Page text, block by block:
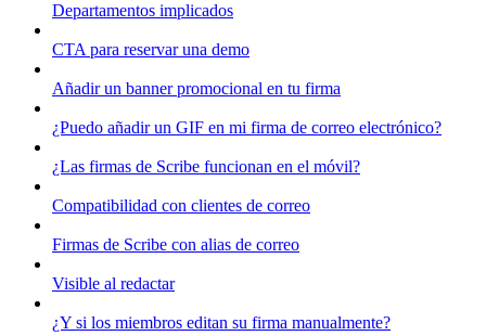
Departamentos implicados
CTA para reservar una demo
Añadir un banner promocional en tu firma
¿Puedo añadir un GIF en mi firma de correo electrónico?
¿Las firmas de Scribe funcionan en el móvil?
Compatibilidad con clientes de correo
Firmas de Scribe con alias de correo
Visible al redactar
¿Y si los miembros editan su firma manualmente?